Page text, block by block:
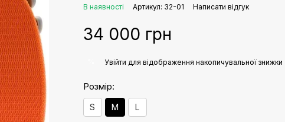
В наявності Артикул: 32-01 Написати відгук
34 000 грн
Увійти для відображення накопичувальної знижки
Розмір:
S M L